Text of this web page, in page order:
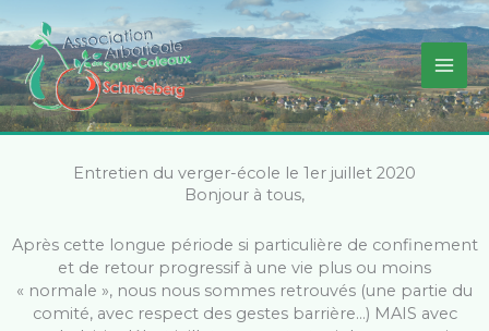
au
contenu
Entretien du verger-école le 1er juillet 2020
Bonjour à tous,
Après cette longue période si particulière de confinement
et de retour progressif à une vie plus ou moins
« normale », nous nous sommes retrouvés (une partie du
comité, avec respect des gestes barrière…) MAIS avec